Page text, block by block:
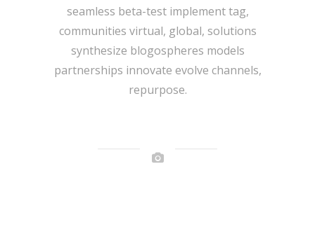
seamless beta-test implement tag,
communities virtual, global, solutions
synthesize blogospheres models
partnerships innovate evolve channels,
repurpose.